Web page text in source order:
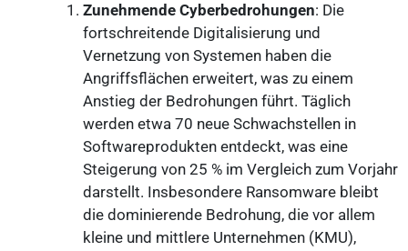
Zunehmende Cyberbedrohungen: Die
fortschreitende Digitalisierung und
Vernetzung von Systemen haben die
Angriffsflächen erweitert, was zu einem
Anstieg der Bedrohungen führt. Täglich
werden etwa 70 neue Schwachstellen in
Softwareprodukten entdeckt, was eine
Steigerung von 25 % im Vergleich zum Vorjahr
darstellt. Insbesondere Ransomware bleibt
die dominierende Bedrohung, die vor allem
kleine und mittlere Unternehmen (KMU),